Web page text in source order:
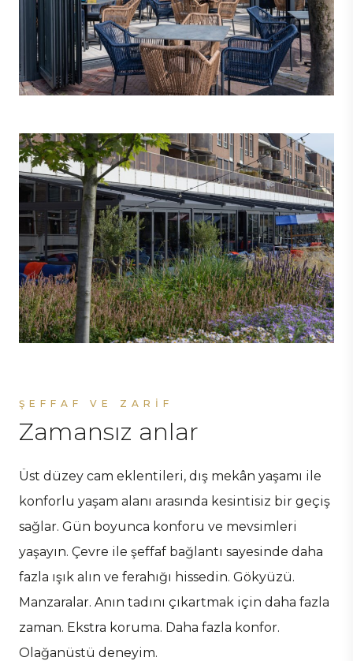
ŞEFFAF VE ZARIF
Zamansız anlar
Üst düzey cam eklentileri, dış mekân yaşamı ile
konforlu yaşam alanı arasında kesintisiz bir geçiş
sağlar. Gün boyunca konforu ve mevsimleri
yaşayın. Çevre ile şeffaf bağlantı sayesinde daha
fazla ışık alın ve ferahığı hissedin. Gökyüzü.
Manzaralar. Anın tadını çıkartmak için daha fazla
zaman. Ekstra koruma. Daha fazla konfor.
Olağanüstü deneyim.